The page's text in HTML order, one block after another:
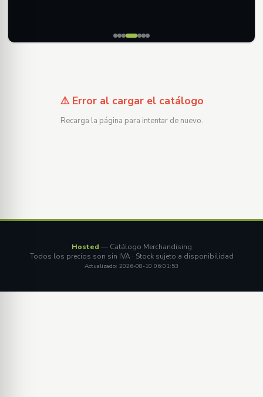
⚠️ Error al cargar el catálogo
Recarga la página para intentar de nuevo.
Hosted — Catálogo Merchandising
Todos los precios son sin IVA · Stock sujeto a disponibilidad
Actualizado: 2026-08-10 06:01:53